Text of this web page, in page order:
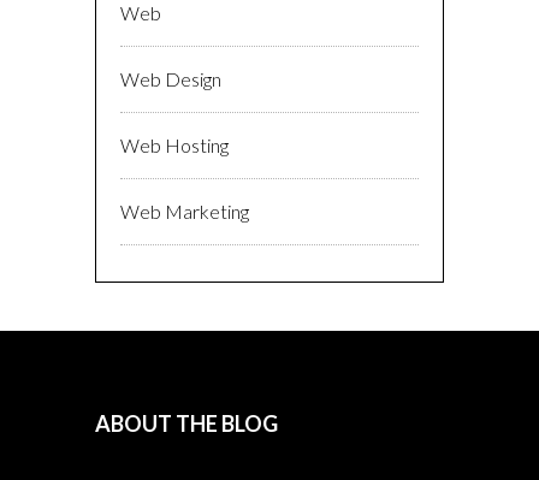
Web
Web Design
Web Hosting
Web Marketing
ABOUT THE BLOG